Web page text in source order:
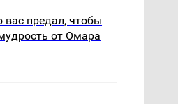
вас предал, чтобы
от Омара